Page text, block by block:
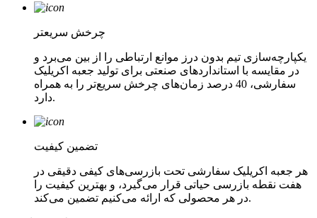
چرخش سریعتر
یکپارچه‌سازی تیم بدون درز موانع ارتباطی را از بین می‌برد و
در مقایسه با استانداردهای صنعتی برای تولید جعبه اکریلیک
سفارشی، 40 درصد زمان‌های چرخش سریع‌تر را به همراه
دارد.
تضمین کیفیت
هر جعبه اکریلیک سفارشی تحت بازرسی‌های کیفی دقیقی در
هفت نقطه بازرسی حیاتی قرار می‌گیرد، و بهترین کیفیت را
در هر محصولی که ارائه می‌کنیم تضمین می‌کند.